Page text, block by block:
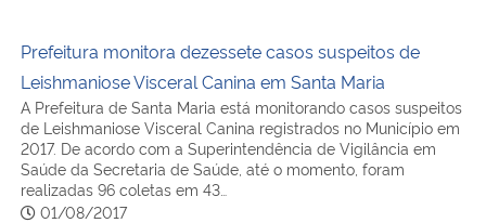
Prefeitura monitora dezessete casos suspeitos de
Leishmaniose Visceral Canina em Santa Maria
A Prefeitura de Santa Maria está monitorando casos suspeitos
de Leishmaniose Visceral Canina registrados no Município em
2017. De acordo com a Superintendência de Vigilância em
Saúde da Secretaria de Saúde, até o momento, foram
realizadas 96 coletas em 43…
01/08/2017